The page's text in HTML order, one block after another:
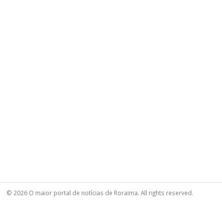
© 2026 O maior portal de notícias de Roraima. All rights reserved.